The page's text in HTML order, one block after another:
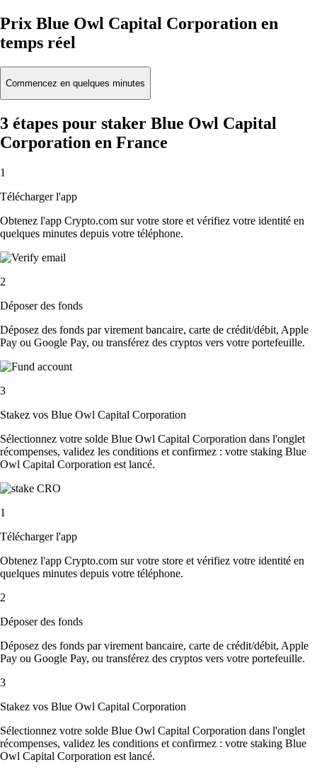
Prix Blue Owl Capital Corporation en
temps réel
Commencez en quelques minutes
3 étapes pour staker Blue Owl Capital
Corporation en France
1
Télécharger l'app
Obtenez l'app Crypto.com sur votre store et vérifiez votre identité en
quelques minutes depuis votre téléphone.
2
Déposer des fonds
Déposez des fonds par virement bancaire, carte de crédit/débit, Apple
Pay ou Google Pay, ou transférez des cryptos vers votre portefeuille.
3
Stakez vos Blue Owl Capital Corporation
Sélectionnez votre solde Blue Owl Capital Corporation dans l'onglet
récompenses, validez les conditions et confirmez : votre staking Blue
Owl Capital Corporation est lancé.
1
Télécharger l'app
Obtenez l'app Crypto.com sur votre store et vérifiez votre identité en
quelques minutes depuis votre téléphone.
2
Déposer des fonds
Déposez des fonds par virement bancaire, carte de crédit/débit, Apple
Pay ou Google Pay, ou transférez des cryptos vers votre portefeuille.
3
Stakez vos Blue Owl Capital Corporation
Sélectionnez votre solde Blue Owl Capital Corporation dans l'onglet
récompenses, validez les conditions et confirmez : votre staking Blue
Owl Capital Corporation est lancé.